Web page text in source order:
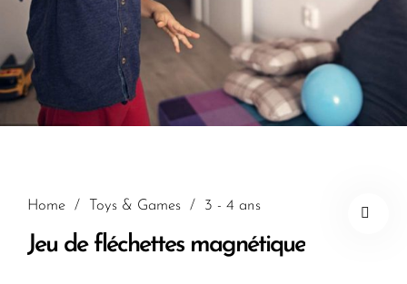
Home / Toys & Games / 3 - 4 ans
Jeu de fléchettes magnétique